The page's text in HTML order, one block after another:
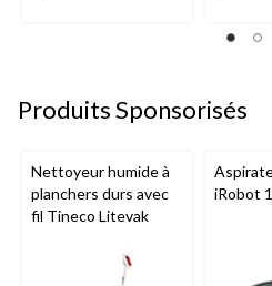
Produits Sponsorisés
Nettoyeur humide à
planchers durs avec
fil Tineco Litevak
iRobot